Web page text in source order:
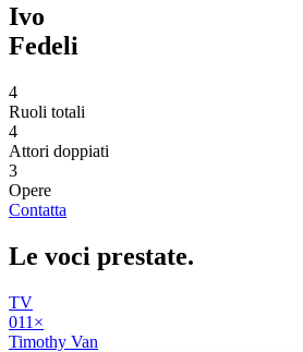
Ivo
Fedeli
4
Ruoli totali
4
Attori doppiati
3
Opere
Contatta
Le voci prestate.
TV
011 ×
Timothy Van